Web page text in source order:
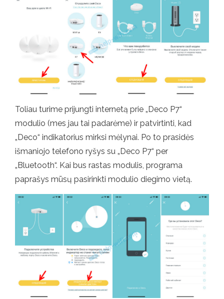
Toliau turime prijungti internetą prie „Deco P7“
modulio (mes jau tai padarėme) ir patvirtinti, kad
„Deco“ indikatorius mirksi mėlynai. Po to prasidės
išmaniojo telefono ryšys su „Deco P7“ per
„Bluetooth“. Kai bus rastas modulis, programa
paprašys mūsų pasirinkti modulio diegimo vietą.